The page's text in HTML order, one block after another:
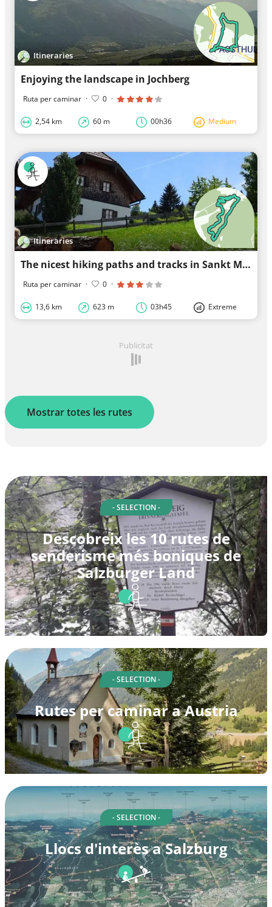
Itineraries
Enjoying the landscape in Jochberg
Ruta per caminar · 0 ·
2,54 km 60 m 00h36 Medium
Itineraries
The nicest hiking paths and tracks in Sankt Margarethen im Lungau
Ruta per caminar · 0 ·
13,6 km 623 m 03h45 Extreme
Publicitat
Mostrar totes les rutes
- SELECTION -
Descobreix les 10 rutes de
senderisme més boniques de
Salzburger Land
- SELECTION -
Rutes per caminar a Austria
- SELECTION -
Llocs d'interès a Salzburg